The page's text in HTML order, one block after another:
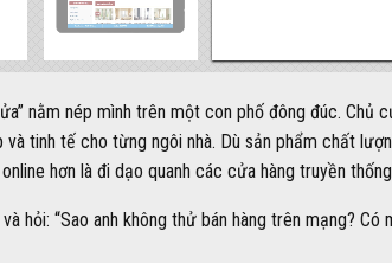
nằm nép mình trên một con phố đông đúc.
tinh tế cho từng ngôi nhà. Dù sản phẩm chất
hơn là đi dạo quanh các cửa hàng truyền
hỏi: “Sao anh không thử bán hàng trên mạng?